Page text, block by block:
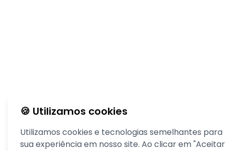
🍪 Utilizamos cookies
Utilizamos cookies e tecnologias semelhantes
sua experiência em nosso site. Ao clicar em